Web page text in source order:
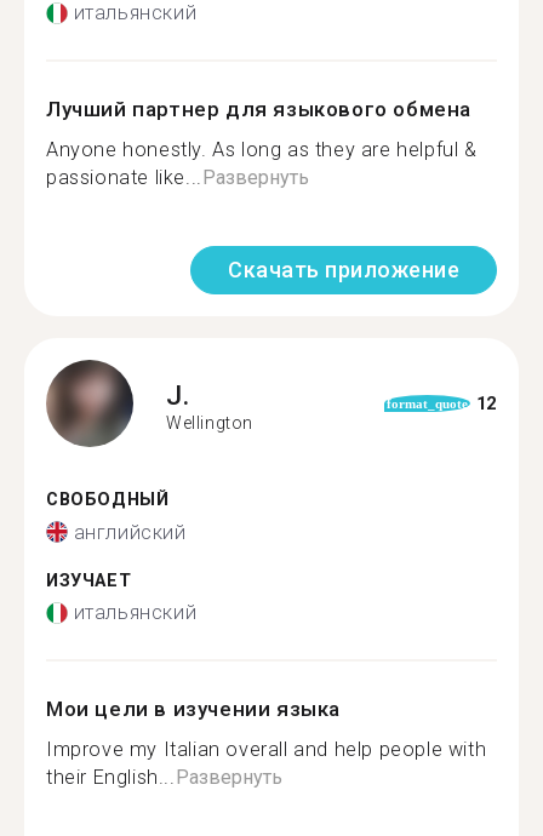
итальянский
Лучший партнер для языкового обмена
Anyone honestly. As long as they are helpful &
passionate like...Развернуть
Скачать приложение
J.
Wellington
format_quote 12
СВОБОДНЫЙ
английский
ИЗУЧАЕТ
итальянский
Мои цели в изучении языка
Improve my Italian overall and help people with
their English...Развернуть